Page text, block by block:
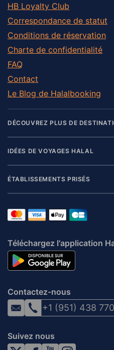
HB Loyalty Club
Correspondance de statut
Conditions de réservation
Charte de confidentialité
FAQ
Contact
Le Blog de Halalbooking
DÉCOUVREZ PLUS DE
IDÉES DE VOYAGES HALAL
ÉTABLISSEMENTS PRISÉS
Téléchargez l'application
Contactez-nous
+1 (951) 438
Suivez nous